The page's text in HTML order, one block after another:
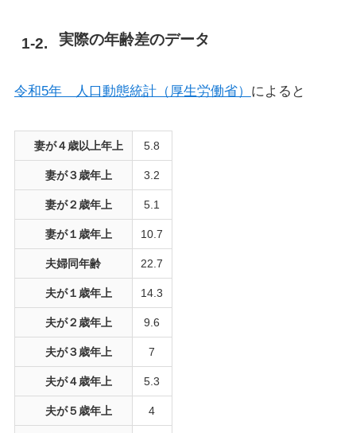
実際の年齢差のデータ
令和5年 人口動態統計（厚生労働省） によると
妻が４歳以上年上 5.8
妻が３歳年上 3.2
妻が２歳年上 5.1
妻が１歳年上 10.7
夫婦同年齢 22.7
夫が１歳年上 14.3
夫が２歳年上 9.6
夫が３歳年上 7
夫が４歳年上 5.3
夫が５歳年上 4